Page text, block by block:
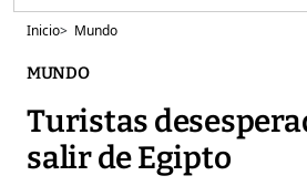
Inicio> Mundo
MUNDO
Turistas
salir de Egipto